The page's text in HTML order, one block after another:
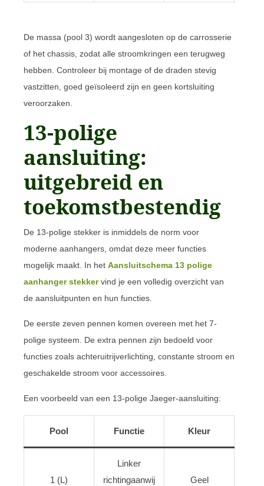
De massa (pool 3) wordt aangesloten op de carrosserie
of het chassis, zodat alle stroomkringen een terugweg
hebben. Controleer bij montage of de draden stevig
vastzitten, goed geïsoleerd zijn en geen kortsluiting
veroorzaken.
13-polige
aansluiting:
uitgebreid en
toekomstbestendig
De 13-polige stekker is inmiddels de norm voor
moderne aanhangers, omdat deze meer functies
mogelijk maakt. In het Aansluitschema 13 polige
aanhanger stekkervind je een volledig overzicht van
de aansluitpunten en hun functies.
De eerste zeven pennen komen overeen met het 7-
polige systeem. De extra pennen zijn bedoeld voor
functies zoals achteruitrijverlichting, constante stroom en
geschakelde stroom voor accessoires.
Een voorbeeld van een 13-polige Jaeger-aansluiting:
Pool Functie Kleur
1 (L)
Linker
richtingaanwij
Geel